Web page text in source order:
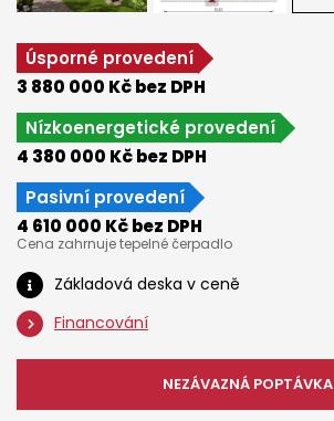
Úsporné provedení
3 880 000 Kč bez DPH
Nízkoenergetické provedení
4 380 000 Kč bez DPH
Pasivní provedení
4 610 000 Kč bez DPH
Cena zahrnuje tepelné čerpadlo
Základová deska v ceně
Financování
NEZÁVAZNÁ POPTÁVKA